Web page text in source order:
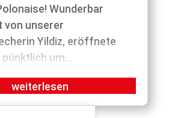
Wunderbar
von unserer
Yildiz, eröffnete
um...